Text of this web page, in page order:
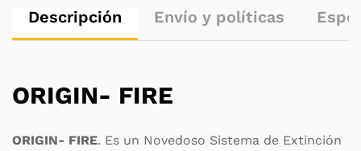
Descripción Envío y políticas
ORIGIN- FIRE
ORIGIN- FIRE. Es un Novedoso Sistema de Extinción